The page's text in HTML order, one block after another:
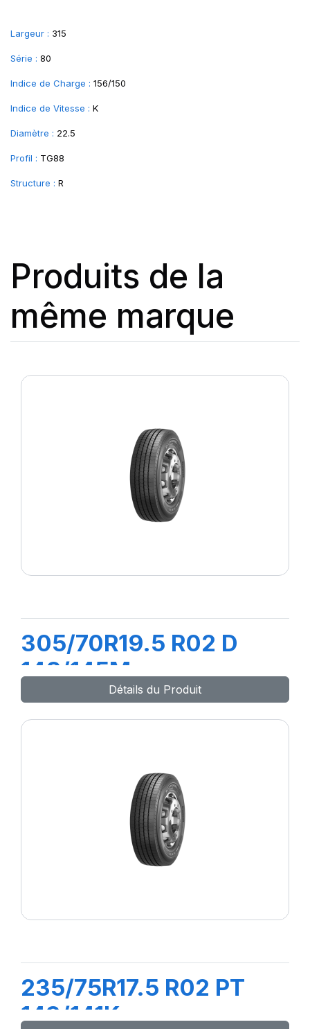
Largeur : 315
Série : 80
Indice de Charge : 156/150
Indice de Vitesse : K
Diamètre : 22.5
Profil : TG88
Structure : R
Produits de la
même marque
305/70R19.5 R02 D
148/145M
Détails du Produit
235/75R17.5 R02 PT
143/141K